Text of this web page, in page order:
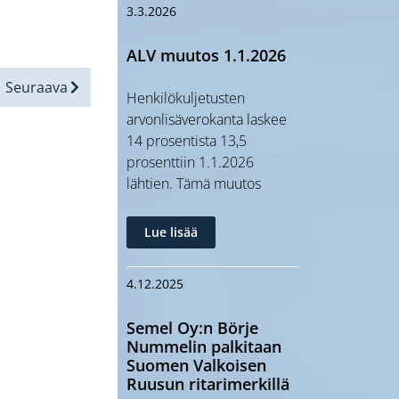
Seuraava
3.3.2026
ALV muutos 1.1.2026
Henkilökuljetusten
arvonlisäverokanta laskee
14 prosentista 13,5
prosenttiin 1.1.2026
lähtien. Tämä muutos
Lue lisää
4.12.2025
Semel Oy:n Börje
Nummelin palkitaan
Suomen Valkoisen
Ruusun ritarimerkillä